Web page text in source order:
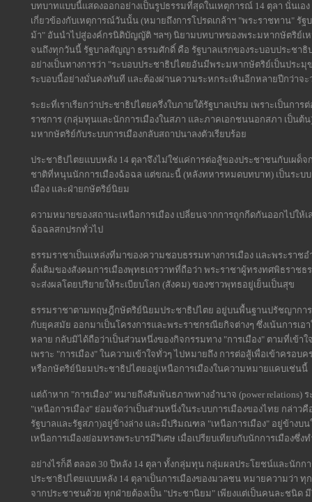
บทบาทแบบนี้แสดงออกอย่างเป็นรูปธรรมที่สุดในเหตุการณ์ 14 ตุลา นั่นเ
เกี่ยวข้องกับเหตุการณ์วันนั้น (หมายถึงการโปรดเกล้าฯ "พระราชทาน" รั
ม้า" อันนำไปสู่องค์กรนิติบัญญัติ ฯลฯ) นิยามบทบาทของพระมหากษัตริย์เ
จนถึงทุกวันนี้ รัฐบาลสัญญา ธรรมศักดิ์ คือ รัฐบาลแรกของระบอบประชาธิ
อย่างเป็นทางการว่า "ระบอบประชาธิปไตยอันมีพระมหากษัตริย์เป็นประ
ระบอบนี้อย่างมั่นคงทันที และต้องผ่านความระหกระเหินอีกหลายปีกว่าจ
ระยะที่เราเรียกว่าประชาธิปไตยครึ่งใบภายใต้รัฐบาลเปรม เพราะเป็นก
ราชการ (กลุ่มทุนและนักการเมืองในสภา และภาคเอกชนนอกสภา เป็นต้
มหากษัตริย์กับระบบการเมืองกลับสถาปนาลงตัวเรียบร้อย
ประชาธิปไตยแบบหลัง 14 ตุลาจึงไม่ใช่แค่การต่อสู้ของประชาชนกับเผ
ชาติที่หนุนนักการเมืองฉ้อฉล แต่ขณะนี้ (หลังทหารหมดบทบาท) เป็นระบ
เมือง และฝ่ายกษัตริย์นิยม
ความหมายของสถานะเหนือการเมือง เปลี่ยนจากการถูกกีดกันออกไปให้เ
ฉ้อฉลสกปรกทั่วไป
ธรรมราชาเป็นแหล่งที่มาของความชอบธรรมทางการเมือง และพระรา
ดั้งเดิมของสังคมการเมืองพุทธเถรวาทที่ถือว่า พระราชาผู้ทรงทศพิธรา
จะส่งผลโดยปริยายให้ระเบียบโลก (สังคม) ของชาวพุทธอยู่เย็นเป็นสุข
ธรรมราชาตามทฤษฎีกษัตริย์นิยมประชาธิปไตย อยู่บนพื้นฐานปรัชญาการ
กับยุคสมัย ออกมาเป็นโครงการและพระราชกรณียกิจต่างๆ ซึ่งเน้นการ
หลาย กลับมิได้ถือว่าเป็นส่วนหนึ่งของกิจกรรมทาง "การเมือง" ตามที่เข้า
เพราะ "การเมือง" ในความเข้าใจทั่วๆ ไปหมายถึง การต่อสู้เพื่อเข้าครอ
หรือกษัตริย์นิยมประชาธิปไตยอยู่เหนือการเมืองในความหมายแคบเช่นนี้
แต่ถ้าหาก "การเมือง" หมายถึงสัมพันธภาพทางอำนาจ (power relations)
"เหนือการเมือง" ย่อมจัดว่าเป็นส่วนหนึ่งในระบบการเมืองของไทย กล่า
รัฐบาลและรัฐสภา)อยู่ข้างล่าง และมีปริมณฑล "เหนือการเมือง" อยู่ข้างบ
เหนือการเมืองย่อมทรงพระบารมีวิเศษ เมื่อเปรียบเทียบกับนักการเมืองซึ่
อย่างไรก็ดี ตลอด 30 ปีหลัง 14 ตุลา ทั้งกลุ่มทุน กลุ่มผลประโยชน์และนักก
ประชาธิปไตยแบบหลัง 14 ตุลาเป็นการเมืองของมวลชน หมายความว่า
จากประชาชนด้วย ทุกฝ่ายต้องเป็น "ประชานิยม" เพียงแต่เป็นคนละชนิด